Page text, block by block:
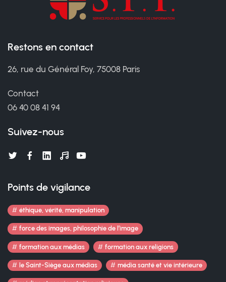
Restons en contact
26, rue du Général Foy, 75008 Paris
Contact
06 40 08 41 94
Suivez-nous
Points de vigilance
éthique, vérité, manipulation
force des images, philosophie de l’image
formation aux médias formation aux religions
le Saint-Siège aux médias média santé et vie intérieure